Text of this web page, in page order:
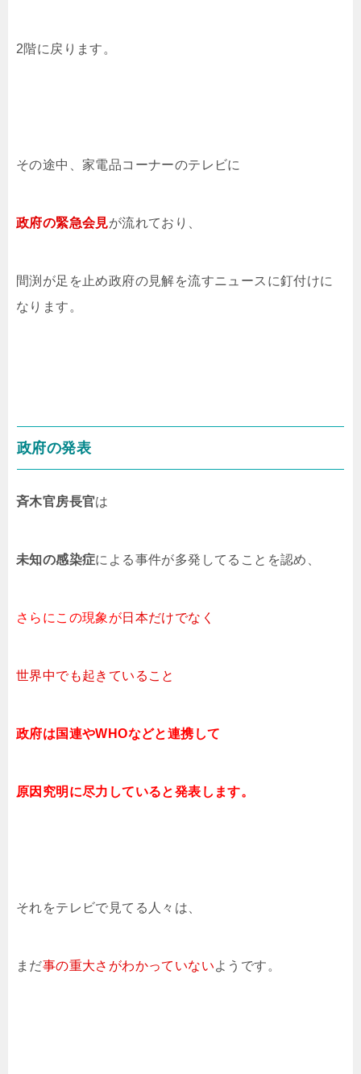
2階に戻ります。
その途中、家電品コーナーのテレビに
政府の緊急会見が流れており、
間渕が足を止め政府の見解を流すニュースに釘付けに
なります。
政府の発表
斉木官房長官は
未知の感染症による事件が多発してることを認め、
さらにこの現象が日本だけでなく
世界中でも起きていること
政府は国連やWHOなどと連携して
原因究明に尽力していると発表します。
それをテレビで見てる人々は、
まだ事の重大さがわかっていないようです。